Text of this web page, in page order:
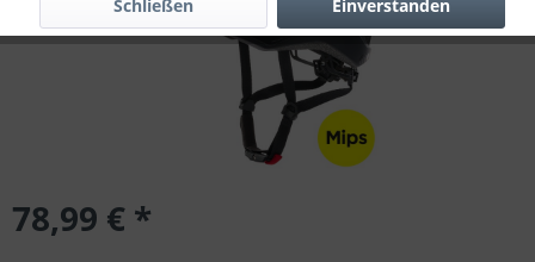
78,99 € *
Einverstanden
Schließen